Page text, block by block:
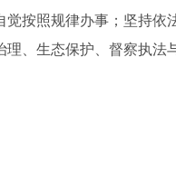
觉按照规律办事；坚持
理、生态保护、督察执法